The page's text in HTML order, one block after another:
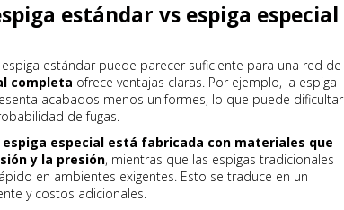
estándar vs espiga especial
estándar puede parecer suficiente para una red de
completa ofrece ventajas claras. Por ejemplo, la espiga
acabados menos uniformes, lo que puede dificultar
de fugas.
espiga especial está fabricada con materiales que
y la presión, mientras que las espigas tradicionales
en ambientes exigentes. Esto se traduce en un
y costos adicionales.